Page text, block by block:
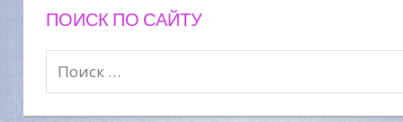
ПОИСК ПО САЙТУ